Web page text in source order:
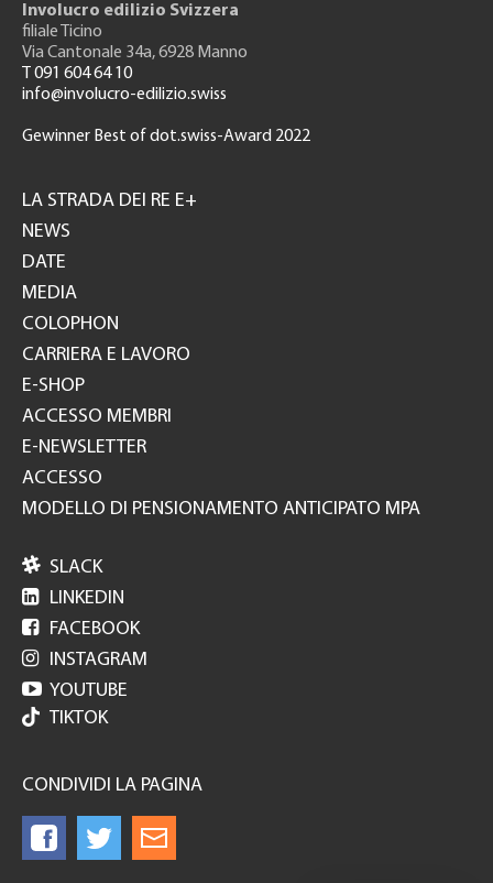
Involucro edilizio Svizzera
filiale Ticino
Via Cantonale 34a, 6928 Manno
T 091 604 64 10
info@involucro-edilizio.swiss
Gewinner Best of dot.swiss-Award 2022
GH
LA STRADA DEI RE E+
NEWS
DATE
MEDIA
COLOPHON
CARRIERA E LAVORO
E-SHOP
ACCESSO MEMBRI
E-NEWSLETTER
ACCESSO
MODELLO DI PENSIONAMENTO ANTICIPATO MPA
 SLACK
 LINKEDIN
 FACEBOOK
 INSTAGRAM
 YOUTUBE
TIKTOK
CONDIVIDI LA PAGINA